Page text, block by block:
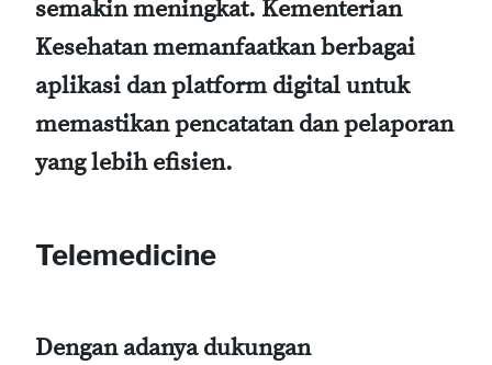
semakin meningkat. Kementerian
Kesehatan memanfaatkan berbagai
aplikasi dan platform digital untuk
memastikan pencatatan dan pelaporan
yang lebih efisien.
Telemedicine
Dengan adanya dukungan